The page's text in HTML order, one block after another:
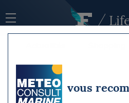
vous